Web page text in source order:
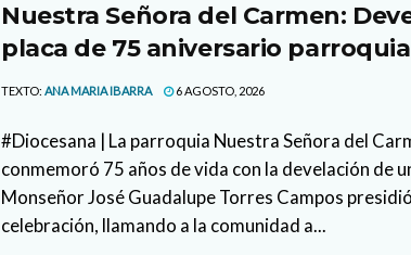
Nuestra Señora del Carmen:
placa de 75 aniversario
TEXTO: ANA MARIA IBARRA 6 AGOSTO, 2026
#Diocesana | La parroquia Nuestra Señora del
conmemoró 75 años de vida con la develación de
Monseñor José Guadalupe Torres Campos
celebración, llamando a la comunidad a...